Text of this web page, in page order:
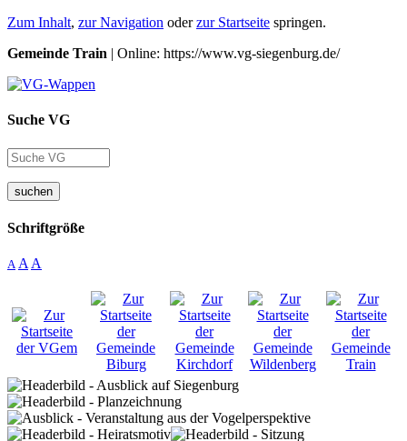
Zum Inhalt, zur Navigation oderzur Startseite springen.
Gemeinde Train | Online: https://www.vg-siegenburg.de/
Suche VG
suchen
Schriftgröße
A A A